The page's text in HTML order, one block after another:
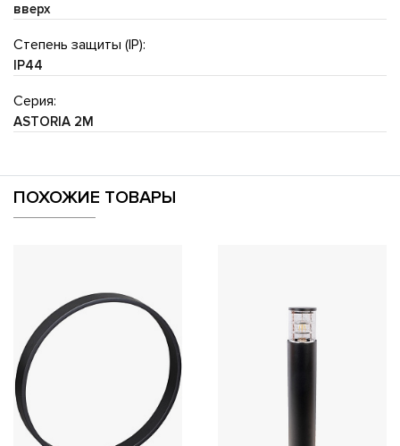
вверх
Степень защиты (IP):
IP44
Серия:
ASTORIA 2M
ПОХОЖИЕ ТОВАРЫ